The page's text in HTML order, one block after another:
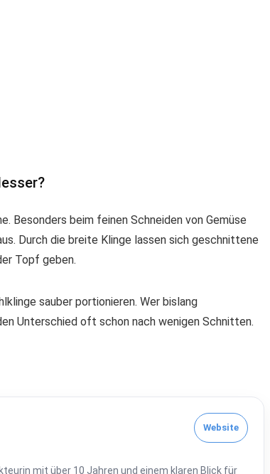
Besonders beim feinen Schneiden von Gemüse
Durch die breite Klinge lassen sich geschnittene
Topf geben.
sauber portionieren. Wer bislang
Unterschied oft schon nach wenigen Schnitten.
Website
mit über 10 Jahren und einem klaren Blick für